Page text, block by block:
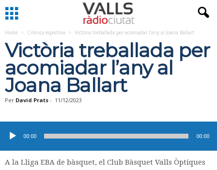
Home Crònica esportiva Victòria treballada per acomiadar l’any al Joana Ballart
Victòria treballada per
acomiadar l’any al
Joana Ballart
Per David Prats - 11/12/2023
d'àudio
00:00 00:00
A la Lliga EBA de bàsquet, el Club Bàsquet Valls Òptiques